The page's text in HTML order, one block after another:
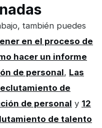
también puedes
en el proceso de
hacer un informe
de personal, Las
de
de personal y 12
de talento